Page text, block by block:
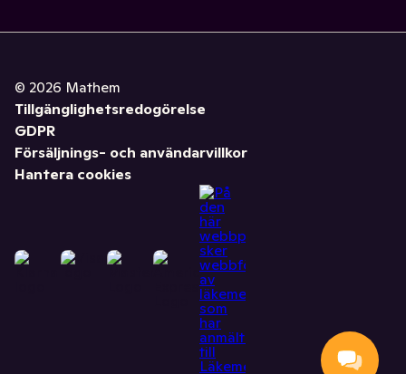
© 2026 Mathem
Tillgänglighetsredogörelse
GDPR
Försäljnings- och användarvillkor
Hantera cookies